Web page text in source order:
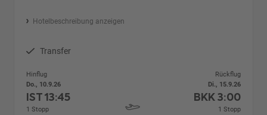
Hotelbeschreibung anzeigen
Transfer
Hinflug
Do., 10.9.26
IST13:45
1 Stopp
Rückflug
Di., 15.9.26
BKK3:00
1 Stopp